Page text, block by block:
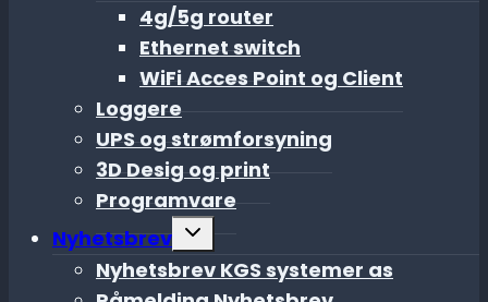
4g/5g router
Ethernet switch
WiFi Acces Point og Client
Loggere
UPS og strømforsyning
3D Desig og print
Programvare
Nyhetsbrev
Toggle
Nyhetsbrev KGS systemer as